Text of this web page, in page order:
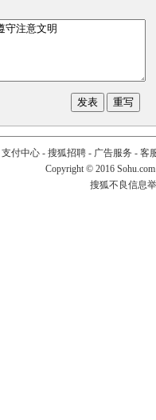
支付中心- 搜狐招聘- 广告服务 - 客
Copyright © 2016
搜狐不良信息